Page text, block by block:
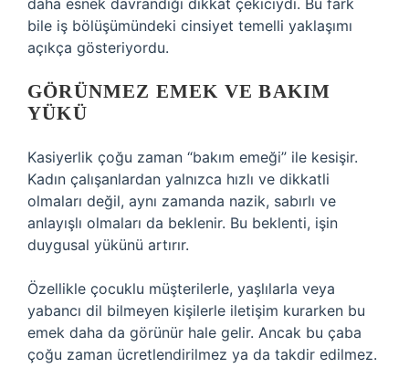
daha esnek davrandığı dikkat çekiciydi. Bu fark
bile iş bölüşümündeki cinsiyet temelli yaklaşımı
açıkça gösteriyordu.
GÖRÜNMEZ EMEK VE BAKIM
YÜKÜ
Kasiyerlik çoğu zaman “bakım emeği” ile kesişir.
Kadın çalışanlardan yalnızca hızlı ve dikkatli
olmaları değil, aynı zamanda nazik, sabırlı ve
anlayışlı olmaları da beklenir. Bu beklenti, işin
duygusal yükünü artırır.
Özellikle çocuklu müşterilerle, yaşlılarla veya
yabancı dil bilmeyen kişilerle iletişim kurarken bu
emek daha da görünür hale gelir. Ancak bu çaba
çoğu zaman ücretlendirilmez ya da takdir edilmez.